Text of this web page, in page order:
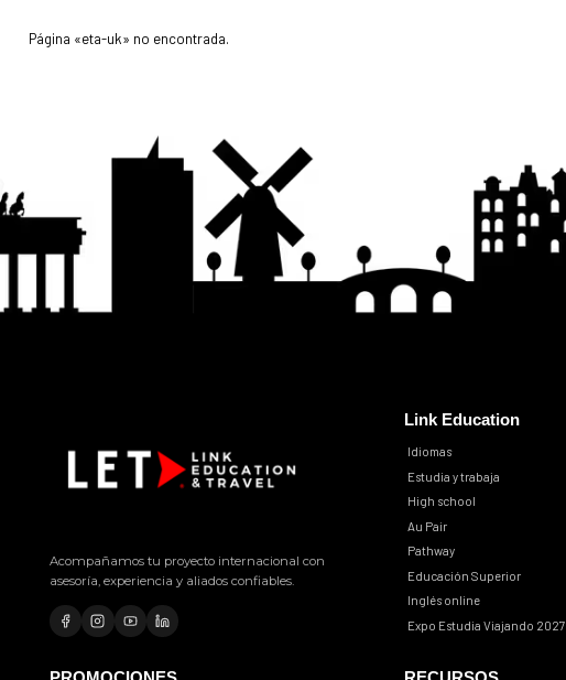
Página «eta-uk» no encontrada.
Acompañamos tu proyecto internacional con
asesoría, experiencia y aliados confiables.
FacebookInstagram
YouTubeLinkedIn
Link Education
Idiomas
Estudia y trabaja
High school
Au Pair
Pathway
Educación Superior
Inglés online
Expo Estudia Viajando 2027